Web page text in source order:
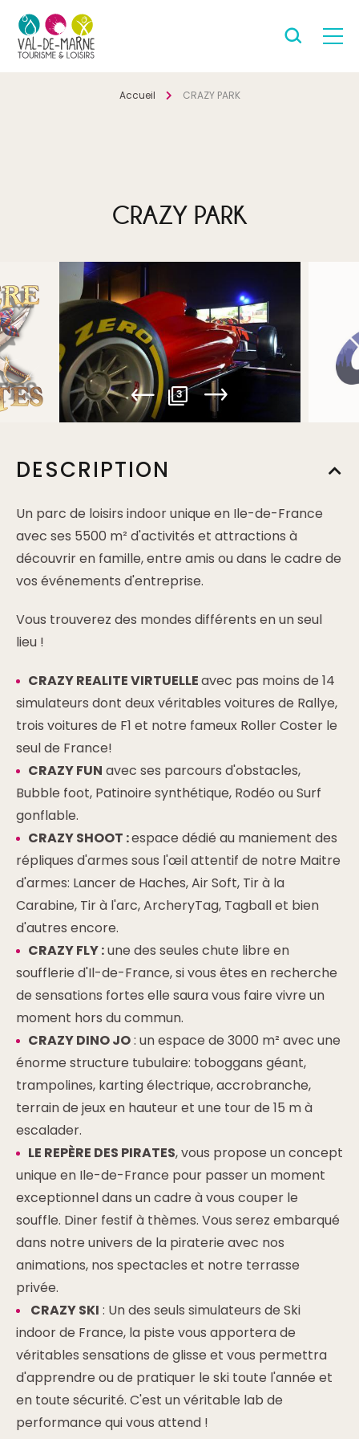
Accueil CRAZY PARK
CRAZY PARK
3
DESCRIPTION
Un parc de loisirs indoor unique en Ile-de-France
avec ses 5500 m² d'activités et attractions à
découvrir en famille, entre amis ou dans le cadre de
vos événements d'entreprise.
Vous trouverez des mondes différents en un seul
lieu !
CRAZY REALITE VIRTUELLEavec pas moins de 14
simulateurs dont deux véritables voitures de Rallye,
trois voitures de F1 et notre fameux Roller Coster le
seul de France!
CRAZY FUN avec ses parcours d'obstacles,
Bubble foot, Patinoire synthétique, Rodéo ou Surf
gonflable.
CRAZY SHOOT :espace dédié au maniement des
répliques d'armes sous l'œil attentif de notre Maitre
d'armes: Lancer de Haches, Air Soft, Tir à la
Carabine, Tir à l'arc, ArcheryTag, Tagball et bien
d'autres encore.
CRAZY FLY :une des seules chute libre en
soufflerie d'Il-de-France, si vous êtes en recherche
de sensations fortes elle saura vous faire vivre un
moment hors du commun.
CRAZY DINO JO: un espace de 3000 m² avec une
énorme structure tubulaire: toboggans géant,
trampolines, karting électrique, accrobranche,
terrain de jeux en hauteur et une tour de 15 m à
escalader.
LE REPÈRE DES PIRATES, vous propose un concept
unique en Ile-de-France pour passer un moment
exceptionnel dans un cadre à vous couper le
souffle. Diner festif à thèmes. Vous serez embarqué
dans notre univers de la piraterie avec nos
animations, nos spectacles et notre terrasse
privée.
CRAZY SKI : Un des seuls simulateurs de Ski
indoor de France, la piste vous apportera de
véritables sensations de glisse et vous permettra
d'apprendre ou de pratiquer le ski toute l'année et
en toute sécurité. C'est un véritable lab de
performance qui vous attend !